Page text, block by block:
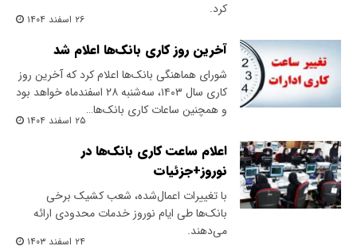
کرد.
۲۶ اسفند ۱۴۰۴
آخرین روز کاری بانک‌ها اعلام شد
شورای هماهنگی بانک‌ها اعلام کرد که آخرین روز
کاری سال ۱۴۰۳، سه‌شنبه ۲۸ اسفندماه خواهد بود
و همچنین ساعات کاری بانک‌ها…
۲۵ اسفند ۱۴۰۴
اعلام ساعت کاری بانک‌ها در
نوروز+جزئیات
با تغییرات اعمال‌شده، شعب کشیک برخی
بانک‌ها طی ایام نوروز خدمات محدودی ارائه
می‌دهند.
۲۴ اسفند ۱۴۰۳